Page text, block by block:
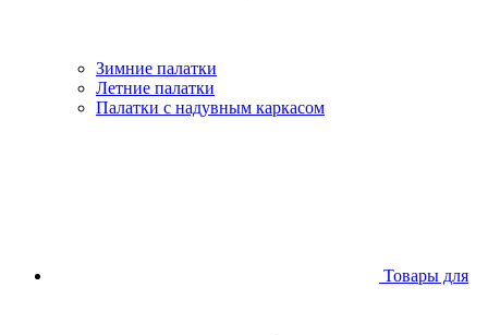
Зимние палатки
Летние палатки
Палатки с надувным каркасом
Товары для